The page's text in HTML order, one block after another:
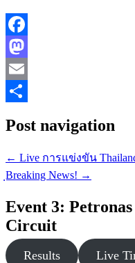
Facebook
Mastodon
Email
Post navigation
← Live การแข่งขัน
ฺBreaking News! →
Event 3:
Circuit
Results Live